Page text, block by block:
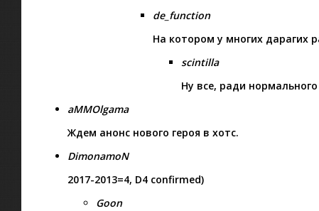
de_function
На котором у многих дарагих
scintilla
Ну все, ради
aMMOlgama
Ждем анонс нового героя в хотс.
DimonamoN
2017-2013=4, D4 confirmed)
Goon